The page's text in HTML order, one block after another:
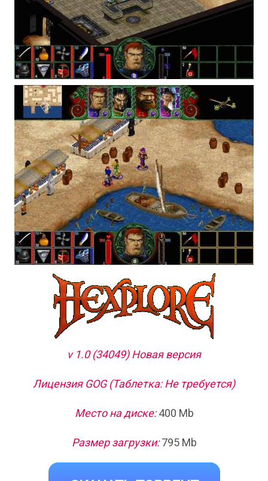
v 1.0 (34049) Новая версия
Лицензия GOG (Таблетка: Не требуется)
Место на диске:400 Mb
Размер загрузки:795 Mb